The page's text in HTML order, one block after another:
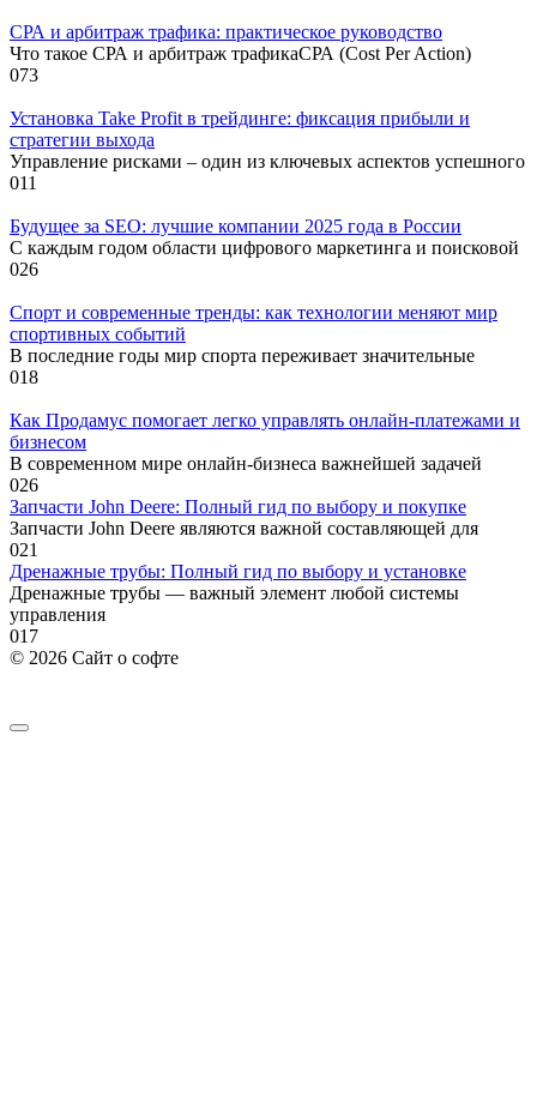
СРА и арбитраж трафика: практическое руководство
Что такое СРА и арбитраж трафикаСРА (Cost Per Action)
073
Установка Take Profit в трейдинге: фиксация прибыли и
стратегии выхода
Управление рисками – один из ключевых аспектов успешного
011
Будущее за SEO: лучшие компании 2025 года в России
С каждым годом области цифрового маркетинга и поисковой
026
Спорт и современные тренды: как технологии меняют мир
спортивных событий
В последние годы мир спорта переживает значительные
018
Как Продамус помогает легко управлять онлайн-платежами и
бизнесом
В современном мире онлайн-бизнеса важнейшей задачей
026
Запчасти John Deere: Полный гид по выбору и покупке
Запчасти John Deere являются важной составляющей для
021
Дренажные трубы: Полный гид по выбору и установке
Дренажные трубы — важный элемент любой системы
управления
017
© 2026 Сайт о софте